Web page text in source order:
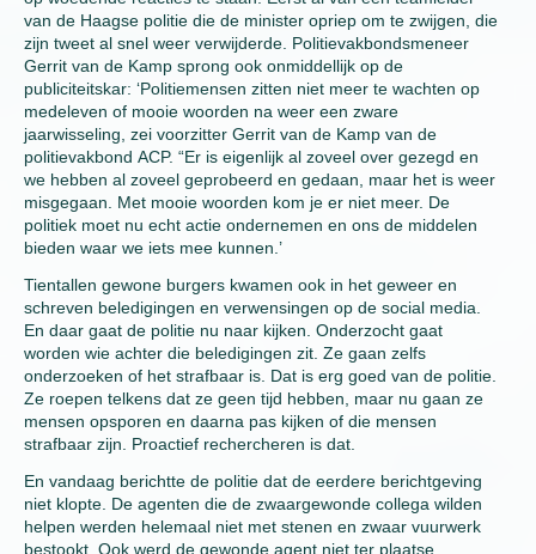
van de Haagse politie die de minister opriep om te zwijgen, die
zijn tweet al snel weer verwijderde. Politievakbondsmeneer
Gerrit van de Kamp sprong ook onmiddellijk op de
publiciteitskar: ‘Politiemensen zitten niet meer te wachten op
medeleven of mooie woorden na weer een zware
jaarwisseling, zei voorzitter Gerrit van de Kamp van de
politievakbond ACP. “Er is eigenlijk al zoveel over gezegd en
we hebben al zoveel geprobeerd en gedaan, maar het is weer
misgegaan. Met mooie woorden kom je er niet meer. De
politiek moet nu echt actie ondernemen en ons de middelen
bieden waar we iets mee kunnen.’
Tientallen gewone burgers kwamen ook in het geweer en
schreven beledigingen en verwensingen op de social media.
En daar gaat de politie nu naar kijken. Onderzocht gaat
worden wie achter die beledigingen zit. Ze gaan zelfs
onderzoeken of het strafbaar is. Dat is erg goed van de politie.
Ze roepen telkens dat ze geen tijd hebben, maar nu gaan ze
mensen opsporen en daarna pas kijken of die mensen
strafbaar zijn. Proactief rechercheren is dat.
En vandaag berichtte de politie dat de eerdere berichtgeving
niet klopte. De agenten die de zwaargewonde collega wilden
helpen werden helemaal niet met stenen en zwaar vuurwerk
bestookt. Ook werd de gewonde agent niet ter plaatse